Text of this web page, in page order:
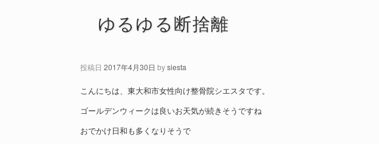
ゆるゆる断捨離
投稿日 2017年4月30日 bysiesta
こんにちは、東大和市女性向け整骨院シエスタです。
ゴールデンウィークは良いお天気が続きそうですね
おでかけ日和も多くなりそうで